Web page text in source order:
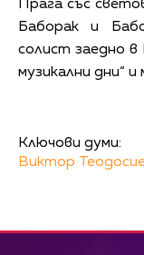
Прага със
Баборак и
солист заедно
музикални дни“ и
Ключови думи:
Виктор